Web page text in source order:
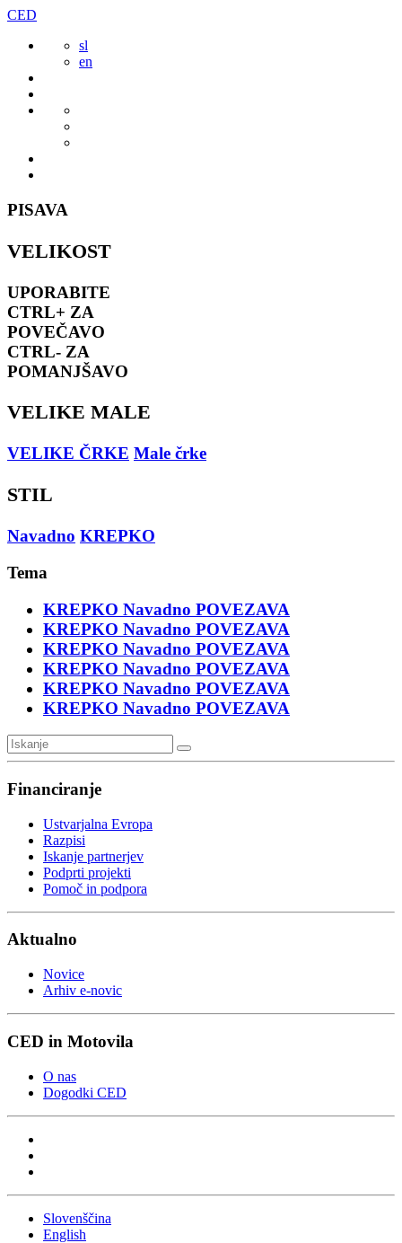
Preskoči
vsebine
CED
sl
en
PISAVA
VELIKOST
UPORABITE
CTRL+ ZA
POVEČAVO
CTRL- ZA
POMANJŠAVO
VELIKE MALE
VELIKE ČRKE Male črke
STIL
Navadno KREPKO
Tema
KREPKO Navadno POVEZAVA
KREPKO Navadno POVEZAVA
KREPKO Navadno POVEZAVA
KREPKO Navadno POVEZAVA
KREPKO Navadno POVEZAVA
KREPKO Navadno POVEZAVA
Financiranje
Ustvarjalna Evropa
Razpisi
Iskanje partnerjev
Podprti projekti
Pomoč in podpora
Aktualno
Novice
Arhiv e-novic
CED in Motovila
O nas
Dogodki CED
Slovenščina
English